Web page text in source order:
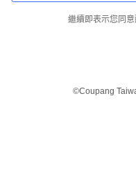
繼續即表示您同意
©Coupang